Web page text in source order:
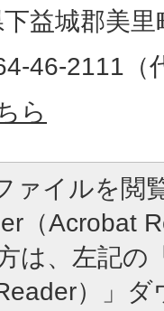
益城郡美
46-2111（
ら
ァイルを閲
（Acrobat
は、左記の
）」